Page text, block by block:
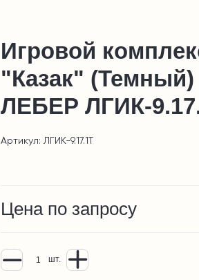
Игровой
"Казак" (Темный)
ЛЕБЕР ЛГИК-
Артикул: ЛГИК-9.17.1Т
Цена по запросу
шт.